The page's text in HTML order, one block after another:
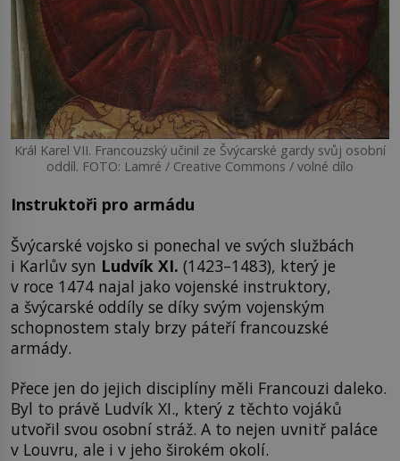
Král Karel VII. Francouzský učinil ze Švýcarské gardy svůj osobní
oddíl. FOTO: Lamré / Creative Commons / volné dílo
Instruktoři pro armádu
Švýcarské vojsko si ponechal ve svých službách
i Karlův syn Ludvík XI. (1423–1483), který je
v roce 1474 najal jako vojenské instruktory,
a švýcarské oddíly se díky svým vojenským
schopnostem staly brzy páteří francouzské
armády.
Přece jen do jejich disciplíny měli Francouzi daleko.
Byl to právě Ludvík XI., který z těchto vojáků
utvořil svou osobní stráž. A to nejen uvnitř paláce
v Louvru, ale i v jeho širokém okolí.